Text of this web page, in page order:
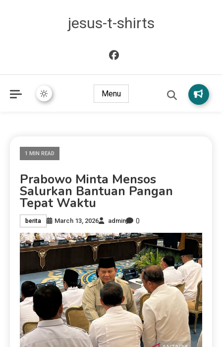
jesus-t-shirts
Menu
1 MIN READ
Prabowo Minta Mensos
Salurkan Bantuan Pangan
Tepat Waktu
berita March 13, 2026 admin 0